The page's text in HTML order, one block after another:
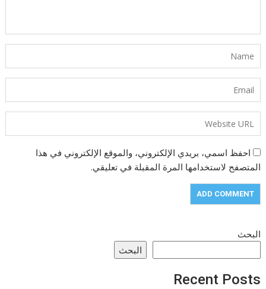
احفظ اسمي، بريدي الإلكتروني، والموقع الإلكتروني في هذا
المتصفح لاستخدامها المرة المقبلة في تعليقي.
البحث
البحث
Recent Posts